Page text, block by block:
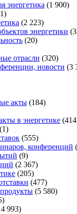
энергетика (1 900)
(2 223)
энергетики
(20)
отрасли (320)
новости (3
акты (184)
в энергетике
(1)
(555)
конференций
(9)
(2 367)
(205)
(477)
(5 580)
993)